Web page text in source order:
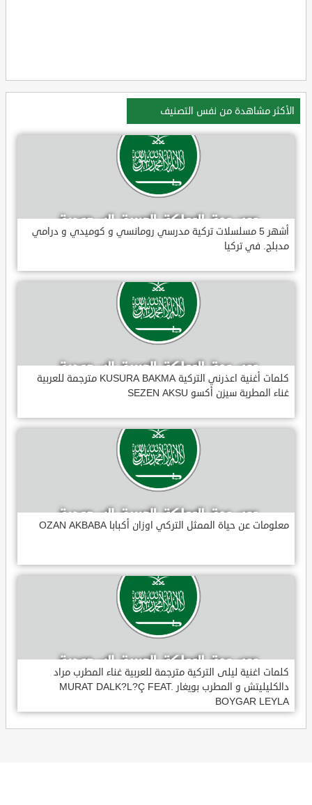
الأكثر مشاهدة من نفس التصنيف
أشهر 5 مسلسلات تركية مدرسي رومانسي و كوميدي و درامي
مدبلج. في تركيا
كلمات أغنية اعذرني التركية KUSURA BAKMA مترجمة للعربية
غناء المطربة سيزن أكسو SEZEN AKSU
معلومات عن حياة الممثل التركي اوزان أكبابا OZAN AKBABA
كلمات اغنية ليلى التركية مترجمة للعربية غناء المطرب مراد
دالكليليتش و المطرب بويغار MURAT DALK?L?Ç FEAT.
BOYGAR LEYLA